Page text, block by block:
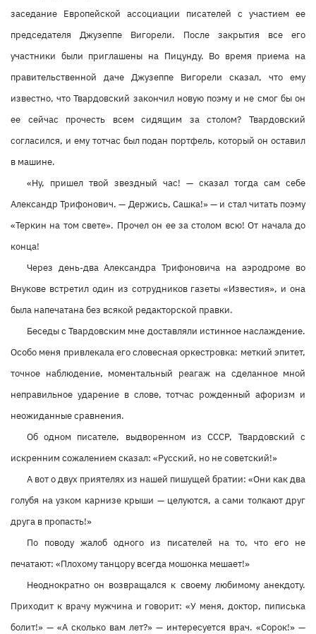
заседание Европейской ассоциации писателей с участием ее
председателя Джузеппе Вигорели. После закрытия все его
участники были приглашены на Пицунду. Во время приема на
правительственной даче Джузеппе Вигорели сказал, что ему
известно, что Твардовский закончил новую поэму и не смог бы он
ее сейчас прочесть всем сидящим за столом? Твардовский
согласился, и ему тотчас был подан портфель, который он оставил
в машине.
«Ну, пришел твой звездный час! — сказал тогда сам себе
Александр Трифонович. — Держись, Сашка!» — и стал читать поэму
«Теркин на том свете». Прочел он ее за столом всю! От начала до
конца!
Через день-два Александра Трифоновича на аэродроме во
Внукове встретил один из сотрудников газеты «Известия», и она
была напечатана без всякой редакторской правки.
Беседы с Твардовским мне доставляли истинное наслаждение.
Особо меня привлекала его словесная оркестровка: меткий эпитет,
точное наблюдение, моментальный реагаж на сделанное мной
неправильное ударение в слове, тотчас рожденный афоризм и
неожиданные сравнения.
Об одном писателе, выдворенном из СССР, Твардовский с
искренним сожалением сказал: «Русский, но не советский!»
А вот о двух приятелях из нашей пишущей братии: «Они как два
голубя на узком карнизе крыши — целуются, а сами толкают друг
друга в пропасть!»
По поводу жалоб одного из писателей на то, что его не
печатают: «Плохому танцору всегда мошонка мешает!»
Неоднократно он возвращался к своему любимому анекдоту.
Приходит к врачу мужчина и говорит: «У меня, доктор, пиписька
болит!» — «А сколько вам лет?» — интересуется врач. «Сорок!» —